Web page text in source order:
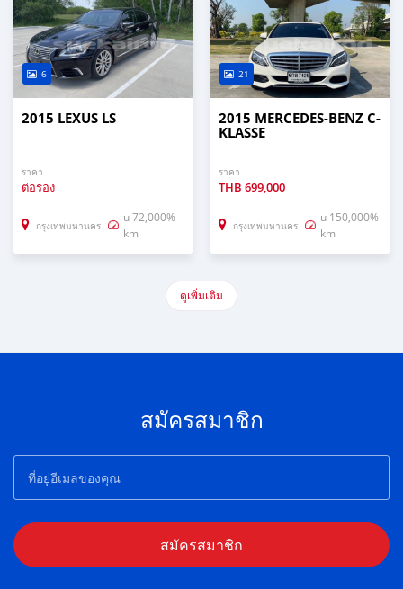
6
2015 LEXUS LS
ราคา
ต่อรอง
กรุงเทพมหานคร
u 72,000%
km
21
2015 MERCEDES-BENZ C-
KLASSE
ราคา
THB 699,000
กรุงเทพมหานคร
u 150,000%
km
ดูเพิ่มเติม
สมัครสมาชิก
สมัครสมาชิก